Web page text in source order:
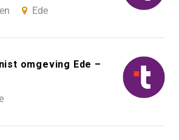
Ede
omgeving Ede –